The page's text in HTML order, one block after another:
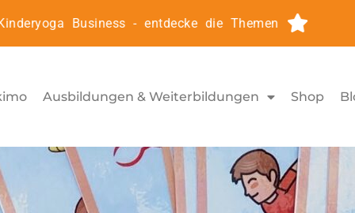
Business - entdecke die Themen
Ausbildungen & Weiterbildungen Shop